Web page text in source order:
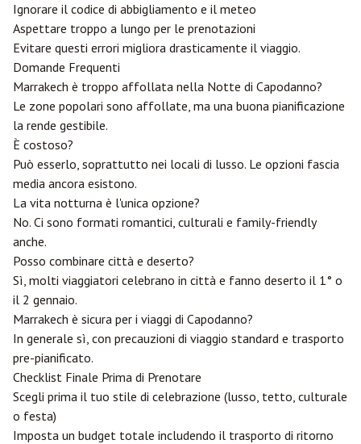
Ignorare il codice di abbigliamento e il meteo
Aspettare troppo a lungo per le prenotazioni
Evitare questi errori migliora drasticamente il viaggio.
Domande Frequenti
Marrakech è troppo affollata nella Notte di Capodanno?
Le zone popolari sono affollate, ma una buona pianificazione
la rende gestibile.
È costoso?
Può esserlo, soprattutto nei locali di lusso. Le opzioni fascia
media ancora esistono.
La vita notturna è l'unica opzione?
No. Ci sono formati romantici, culturali e family-friendly
anche.
Posso combinare città e deserto?
Sì, molti viaggiatori celebrano in città e fanno deserto il 1° o
il 2 gennaio.
Marrakech è sicura per i viaggi di Capodanno?
In generale sì, con precauzioni di viaggio standard e trasporto
pre-pianificato.
Checklist Finale Prima di Prenotare
Scegli prima il tuo stile di celebrazione (lusso, tetto, culturale
o festa)
Imposta un budget totale includendo il trasporto di ritorno